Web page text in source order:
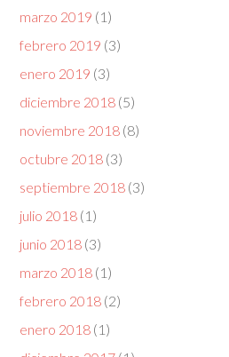
marzo 2019 (1)
febrero 2019 (3)
enero 2019 (3)
diciembre 2018 (5)
noviembre 2018 (8)
octubre 2018 (3)
septiembre 2018 (3)
julio 2018 (1)
junio 2018 (3)
marzo 2018 (1)
febrero 2018 (2)
enero 2018 (1)